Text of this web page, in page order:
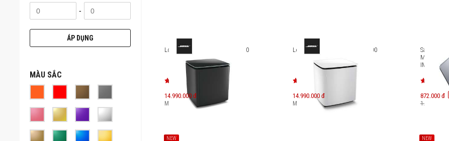
-
ÁP DỤNG
MÀU SẮC
Loa trầm Bose Bass Module 700
14.990.000 đ
Máy mới: 20.490.000đ
Loa trầm Bose Bass Module 700
14.990.000 đ
Máy mới: 20.490.000đ
Sạc dự
MagSlim
IMS10K
872.000 đ
1.090.000 đ
NEW NEW